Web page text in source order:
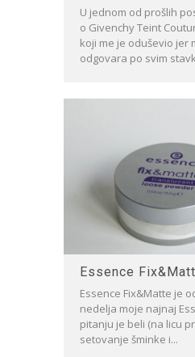
U jednom od prošlih
o Givenchy Teint
koji me je oduševio jer
odgovara po svim
Essence
Essence Fix&Matte je
nedelja moje najnaj
pitanju je beli (na licu
setovanje šminke i...